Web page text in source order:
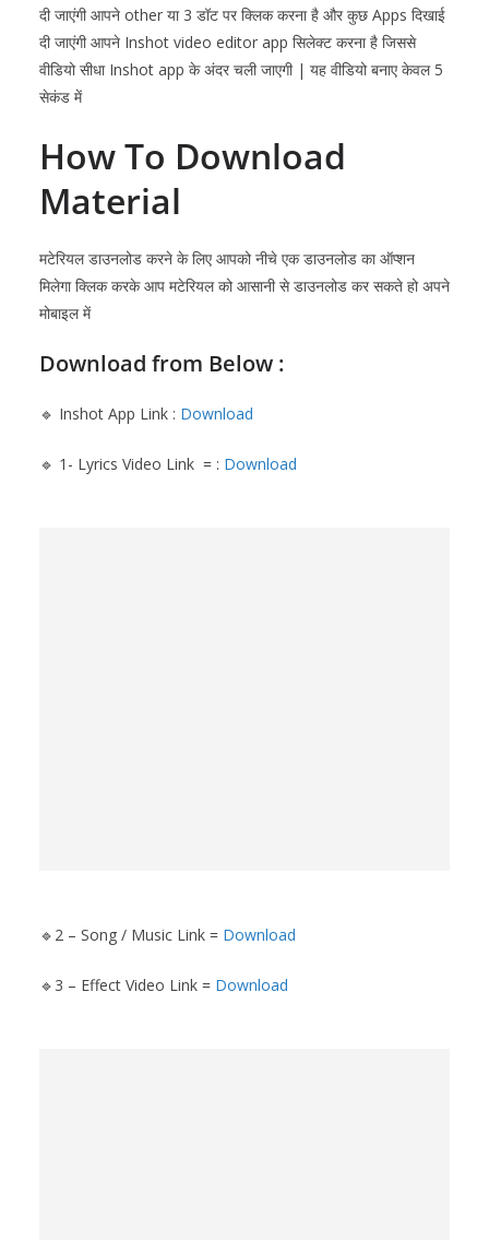
दी जाएंगी आपने other या 3 डॉट पर क्लिक करना है और कुछ Apps दिखाई
दी जाएंगी आपने Inshot video editor app सिलेक्ट करना है जिससे
वीडियो सीधा Inshot app के अंदर चली जाएगी | यह वीडियो बनाए केवल 5
सेकंड में
How To Download
Material
मटेरियल डाउनलोड करने के लिए आपको नीचे एक डाउनलोड का ऑप्शन
मिलेगा क्लिक करके आप मटेरियल को आसानी से डाउनलोड कर सकते हो अपने
मोबाइल में
Download from Below :
🔹 Inshot App Link : Download
🔹 1- Lyrics Video Link = : Download
🔹2 – Song / Music Link = Download
🔹3 – Effect Video Link = Download